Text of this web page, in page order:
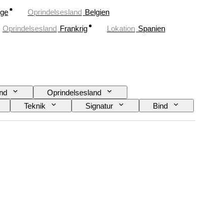
Oprindelsesland Belgien
Oprindelsesland Frankrig Lokation Spanien
Oprindelsesland
Teknik Signatur
Bind